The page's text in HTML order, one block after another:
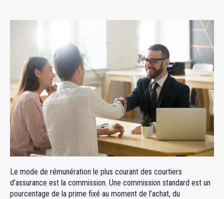
Le mode de rémunération le plus courant des courtiers
d’assurance est la commission. Une commission standard est un
pourcentage de la prime fixé au moment de l’achat, du